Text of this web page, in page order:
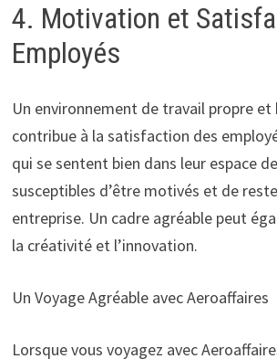
4. Motivation et
Employés
Un environnement de travail propre
contribue à la satisfaction des
qui se sentent bien dans leur espace
susceptibles d’être motivés et de
entreprise. Un cadre agréable peut
la créativité et l’innovation.
Un Voyage Agréable avec Aeroaffaires
Lorsque vous voyagez avec